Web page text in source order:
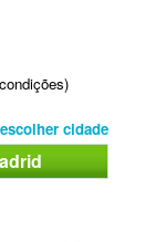
escolher cidade